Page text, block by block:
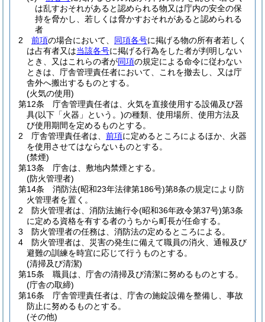
は乱すおそれがあると認められる物又は庁内の安全の保
持を脅かし、若しくは脅かすおそれがあると認められる
者
2
前項の場合において、 同項各号に掲げる物の所有者若しく
は占有者又は当該各号に掲げる行為をした者が判明しない
とき、又はこれらの者が同項の規定による命令に従わない
ときは、庁舎管理責任者において、これを撤去し、又は庁
舎外へ搬出するものとする。
(火気の使用)
第12条
庁舎管理責任者は、火気を直接使用する設備及び器
具(以下「火器」という。)の種類、使用場所、使用方法及
び使用期間を定めるものとする。
2
庁舎管理責任者は、 前項に定めるところによるほか、火器
を使用させてはならないものとする。
(禁煙)
第13条
庁舎は、敷地内禁煙とする。
(防火管理者)
第14条
消防法(昭和23年法律第186号)第8条の規定により防
火管理者を置く。
2
防火管理者は、消防法施行令(昭和36年政令第37号)第3条
に定める資格を有する者のうちから町長が任命する。
3
防火管理者の任務は、消防法の定めるところによる。
4
防火管理者は、災害の発生に備えて職員の消火、通報及び
避難の訓練を時宜に応じて行うものとする。
(清掃及び清潔)
第15条
職員は、庁舎の清掃及び清潔に努めるものとする。
(庁舎の取締)
第16条
庁舎管理責任者は、庁舎の施錠設備を整備し、事故
防止に努めるものとする。
(その他)